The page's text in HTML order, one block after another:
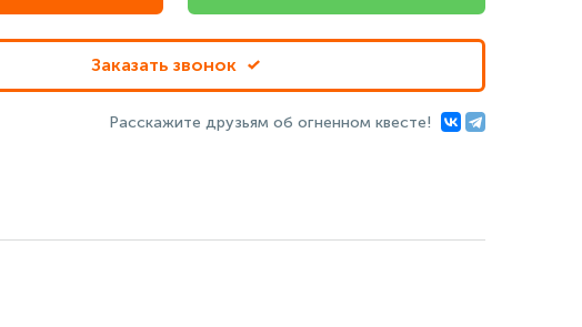
Заказать звонок
Расскажите друзьям об огненном квесте!